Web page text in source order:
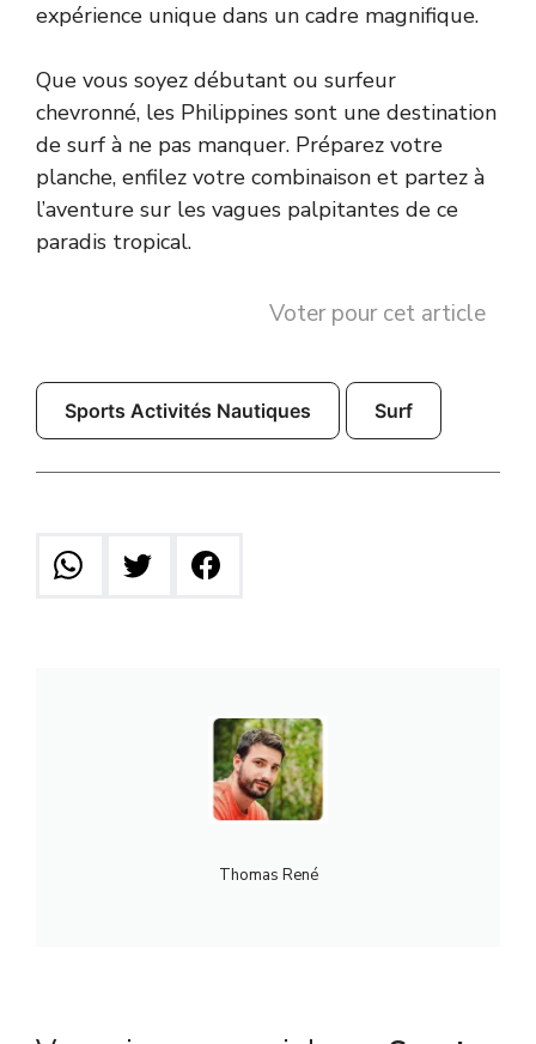
expérience unique dans un cadre magnifique.
Que vous soyez débutant ou surfeur
chevronné, les Philippines sont une destination
de surf à ne pas manquer. Préparez votre
planche, enfilez votre combinaison et partez à
l’aventure sur les vagues palpitantes de ce
paradis tropical.
Voter pour cet article
Sports Activités Nautiques Surf
Thomas René